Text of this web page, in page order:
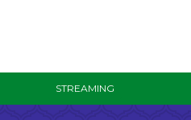
STREAMING